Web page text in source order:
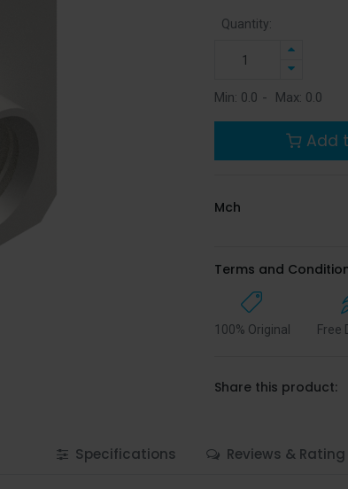
Quantity:
Min: 0.0 - Max: 0.0
Add
Mch
Terms and
100% Original Free
Share this product:
Specifications Reviews & Rating